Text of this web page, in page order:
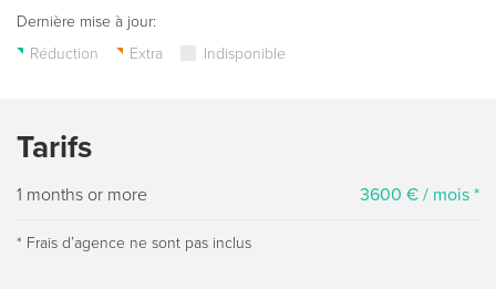
Dernière mise à jour:
Réduction
Extra Indisponible
Tarifs
1 months or more 3600 € / mois *
* Frais dʼagence ne sont pas inclus